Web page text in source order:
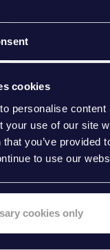
cookies
personalise
your use of our site
you’ve provided
to use our
cookies only
Lohweber
der
war Mark
für
begann
adesso
von der
so